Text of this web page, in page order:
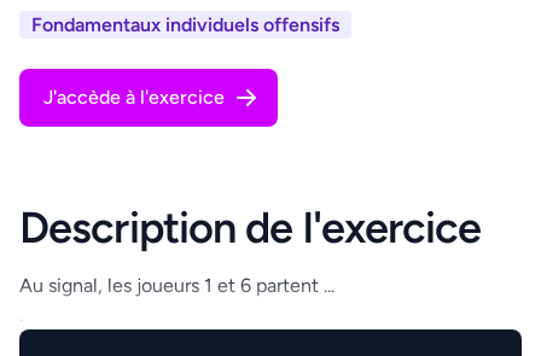
Fondamentaux individuels offensifs
J'accède à l'exercice
Description de l'exercice
Au signal, les joueurs 1 et 6 partent ...
.